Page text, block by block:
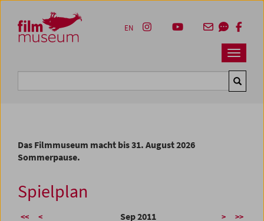
Zum Inhalt
Zum Hauptmenü
Zur Servicenavigation
Zum Suche
Navbar
EN
Das Filmmuseum macht bis 31. August 2026
Sommerpause.
Spielplan
<< < Sep 2011 > >>